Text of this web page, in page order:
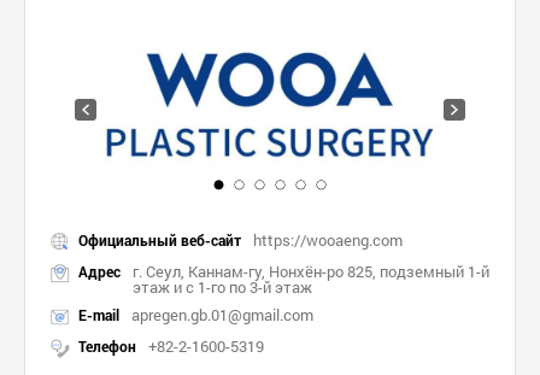
Официальный веб-сайт https://wooaeng.com
Адрес г. Сеул, Каннам-гу, Нонхён-ро 825, подземный 1-й
этаж и с 1-го по 3-й этаж
E-mail apregen.gb.01@gmail.com
Телефон +82-2-1600-5319